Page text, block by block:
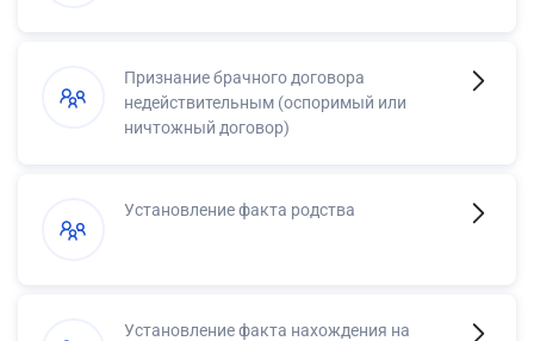
Признание брачного договора
недействительным (оспоримый или
ничтожный договор)
Установление факта родства
Установление факта нахождения на